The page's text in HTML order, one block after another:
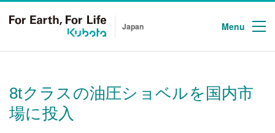
Japan Menu
8tクラスの油圧ショベルを国内市
場に投⼊